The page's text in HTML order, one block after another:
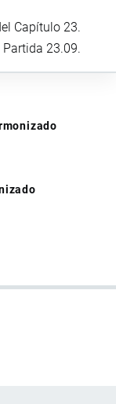
Capítulo 23.
23.09.